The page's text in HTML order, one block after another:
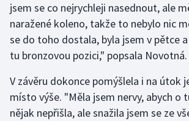
Triatlon
Veslování
Vodní slalom
Volejbal
jsem se co nejrychleji nasednout, ale
naražené koleno, takže to nebylo nic
se do toho dostala, byla jsem v pětce
tu bronzovou pozici," popsala Novotná.
V závěru dokonce pomýšlela i na útok
místo výše. "Měla jsem nervy, abych o
nějak nepřišla, ale snažila jsem se ze